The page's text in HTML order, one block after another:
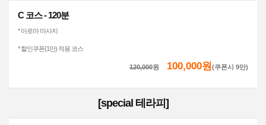
C 코스 - 120분
* 아로마 마사지
* 할인쿠폰(1만) 적용 코스
120,000원 100,000원(쿠폰시 9만)
[special 테라피]